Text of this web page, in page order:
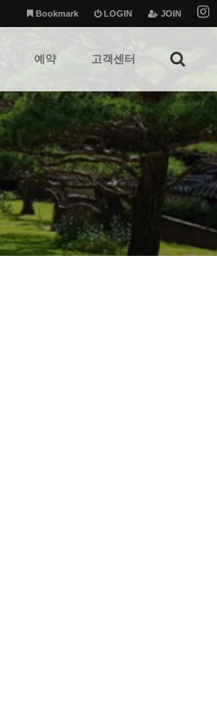
JOIN
LOGIN
Bookmark
예약 고객센터